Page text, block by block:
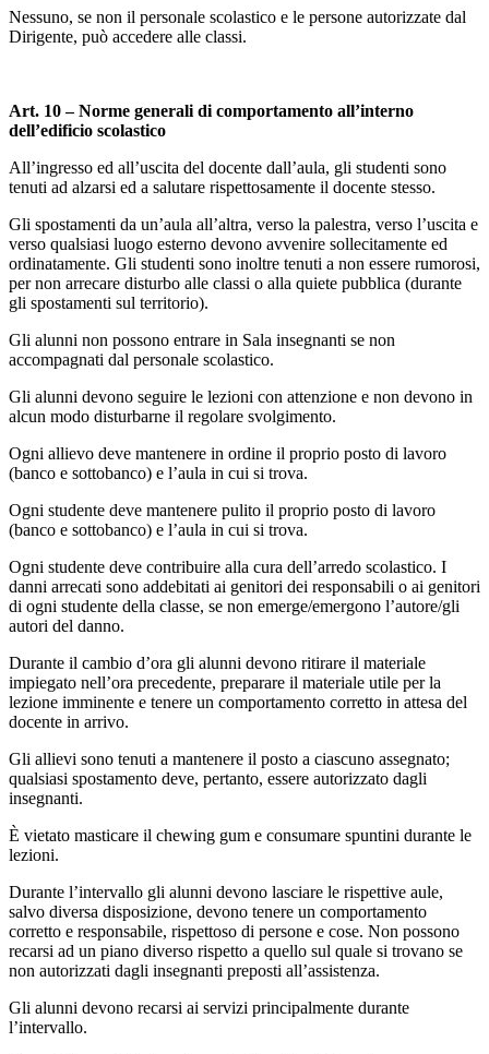
Nessuno, se non il personale scolastico e le persone autorizzate dal
Dirigente, può accedere alle classi.
Art. 10 – Norme generali di comportamento all’interno
dell’edificio scolastico
All’ingresso ed all’uscita del docente dall’aula, gli studenti sono
tenuti ad alzarsi ed a salutare rispettosamente il docente stesso.
Gli spostamenti da un’aula all’altra, verso la palestra, verso l’uscita e
verso qualsiasi luogo esterno devono avvenire sollecitamente ed
ordinatamente. Gli studenti sono inoltre tenuti a non essere rumorosi,
per non arrecare disturbo alle classi o alla quiete pubblica (durante
gli spostamenti sul territorio).
Gli alunni non possono entrare in Sala insegnanti se non
accompagnati dal personale scolastico.
Gli alunni devono seguire le lezioni con attenzione e non devono in
alcun modo disturbarne il regolare svolgimento.
Ogni allievo deve mantenere in ordine il proprio posto di lavoro
(banco e sottobanco) e l’aula in cui si trova.
Ogni studente deve mantenere pulito il proprio posto di lavoro
(banco e sottobanco) e l’aula in cui si trova.
Ogni studente deve contribuire alla cura dell’arredo scolastico. I
danni arrecati sono addebitati ai genitori dei responsabili o ai genitori
di ogni studente della classe, se non emerge/emergono l’autore/gli
autori del danno.
Durante il cambio d’ora gli alunni devono ritirare il materiale
impiegato nell’ora precedente, preparare il materiale utile per la
lezione imminente e tenere un comportamento corretto in attesa del
docente in arrivo.
Gli allievi sono tenuti a mantenere il posto a ciascuno assegnato;
qualsiasi spostamento deve, pertanto, essere autorizzato dagli
insegnanti.
È vietato masticare il chewing gum e consumare spuntini durante le
lezioni.
Durante l’intervallo gli alunni devono lasciare le rispettive aule,
salvo diversa disposizione, devono tenere un comportamento
corretto e responsabile, rispettoso di persone e cose. Non possono
recarsi ad un piano diverso rispetto a quello sul quale si trovano se
non autorizzati dagli insegnanti preposti all’assistenza.
Gli alunni devono recarsi ai servizi principalmente durante
l’intervallo.